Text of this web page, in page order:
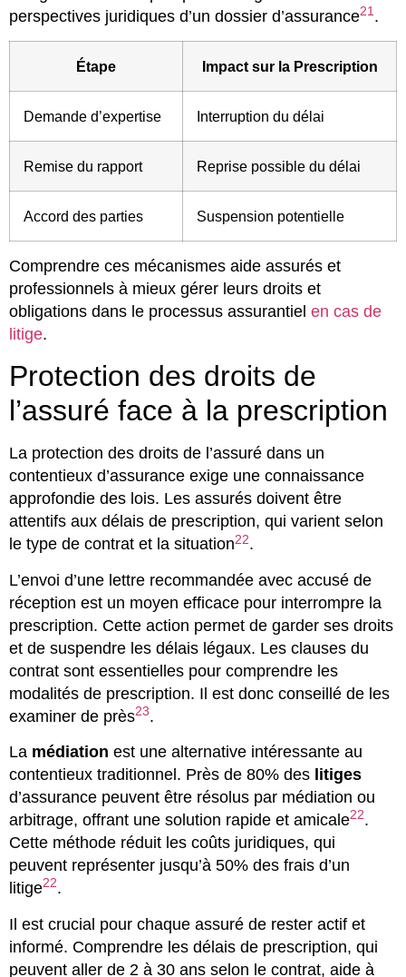
perspectives juridiques d’un dossier d’assurance21 .
Étape Impact sur la Prescription
Demande d’expertise Interruption du délai
Remise du rapport Reprise possible du délai
Accord des parties Suspension potentielle
Comprendre ces mécanismes aide assurés et
professionnels à mieux gérer leurs droits et
obligations dans le processus assurantiel en cas de
litige.
Protection des droits de
l’assuré face à la prescription
La protection des droits de l’assuré dans un
contentieux d’assurance exige une connaissance
approfondie des lois. Les assurés doivent être
attentifs aux délais de prescription, qui varient selon
le type de contrat et la situation22.
L’envoi d’une lettre recommandée avec accusé de
réception est un moyen efficace pour interrompre la
prescription. Cette action permet de garder ses droits
et de suspendre les délais légaux. Les clauses du
contrat sont essentielles pour comprendre les
modalités de prescription. Il est donc conseillé de les
examiner de près23.
La médiation est une alternative intéressante au
contentieux traditionnel. Près de 80% des litiges
d’assurance peuvent être résolus par médiation ou
arbitrage, offrant une solution rapide et amicale22.
Cette méthode réduit les coûts juridiques, qui
peuvent représenter jusqu’à 50% des frais d’un
litige22.
Il est crucial pour chaque assuré de rester actif et
informé. Comprendre les délais de prescription, qui
peuvent aller de 2 à 30 ans selon le contrat, aide à